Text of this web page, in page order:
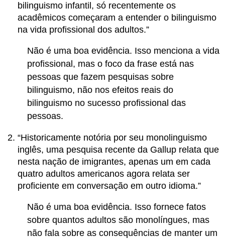
bilinguismo infantil, só recentemente os
acadêmicos começaram a entender o bilinguismo
na vida profissional dos adultos.”
Não é uma boa evidência. Isso menciona a vida
profissional, mas o foco da frase está nas
pessoas que fazem pesquisas sobre
bilinguismo, não nos efeitos reais do
bilinguismo no sucesso profissional das
pessoas.
“Historicamente notória por seu monolinguismo
inglês, uma pesquisa recente da Gallup relata que
nesta nação de imigrantes, apenas um em cada
quatro adultos americanos agora relata ser
proficiente em conversação em outro idioma.”
Não é uma boa evidência. Isso fornece fatos
sobre quantos adultos são monolíngues, mas
não fala sobre as consequências de manter um